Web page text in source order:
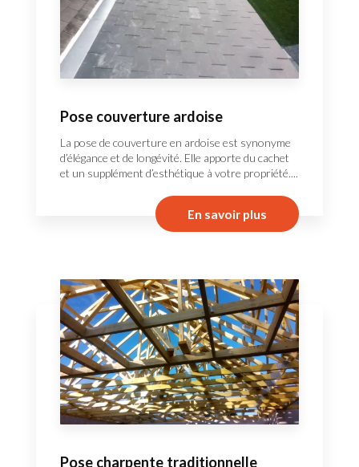
Pose couverture ardoise
La pose de couverture en ardoise est synonyme
d’élégance et de longévité. Elle apporte du cachet
et un supplément d’esthétique à votre propriété....
En savoir plus
Pose charpente traditionnelle